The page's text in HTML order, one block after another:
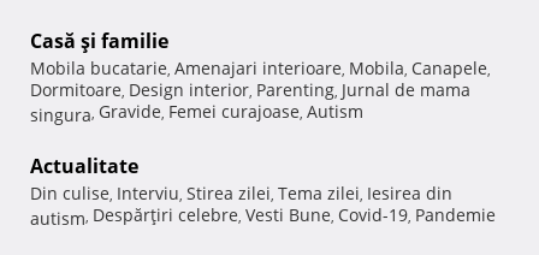
Casă şi familie
Mobila bucatarie, Amenajari interioare, Mobila, Canapele,
Dormitoare, Design interior, Parenting, Jurnal de mama
singura, Gravide, Femei curajoase, Autism
Actualitate
Din culise, Interviu, Stirea zilei, Tema zilei, Iesirea din
autism, Despărţiri celebre, Vesti Bune, Covid-19, Pandemie